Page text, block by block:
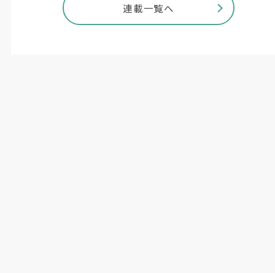
連載一覧へ